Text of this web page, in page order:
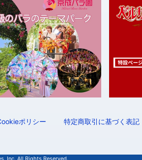
ポリシー 特定商取引に基づく表記
Inc. All Rights Reserved.